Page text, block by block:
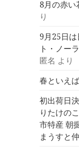
8月の赤い
り
9月25日
ト・ノー
匿名 より
春といえ
初出荷日
りたけのこ
市特産 朝
まうすと